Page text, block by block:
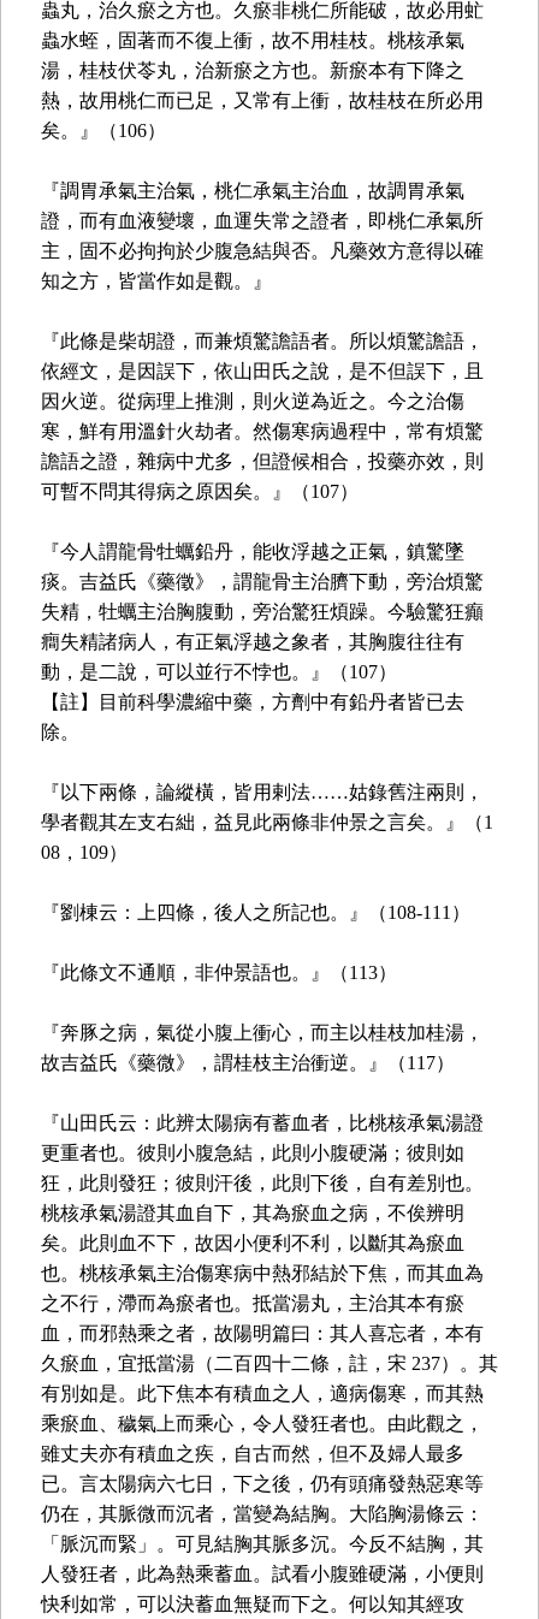
蟲丸，治久瘀之方也。久瘀非桃仁所能破，故必用虻
蟲水蛭，固著而不復上衝，故不用桂枝。桃核承氣
湯，桂枝伏苓丸，治新瘀之方也。新瘀本有下降之
熱，故用桃仁而已足，又常有上衝，故桂枝在所必用
矣。』（106）
『調胃承氣主治氣，桃仁承氣主治血，故調胃承氣
證，而有血液變壞，血運失常之證者，即桃仁承氣所
主，固不必拘拘於少腹急結與否。凡藥效方意得以確
知之方，皆當作如是觀。』
『此條是柴胡證，而兼煩驚譫語者。所以煩驚譫語，
依經文，是因誤下，依山田氏之說，是不但誤下，且
因火逆。從病理上推測，則火逆為近之。今之治傷
寒，鮮有用溫針火劫者。然傷寒病過程中，常有煩驚
譫語之證，雜病中尤多，但證候相合，投藥亦效，則
可暫不問其得病之原因矣。』（107）
『今人謂龍骨牡蠣鉛丹，能收浮越之正氣，鎮驚墜
痰。吉益氏《藥徵》，謂龍骨主治臍下動，旁治煩驚
失精，牡蠣主治胸腹動，旁治驚狂煩躁。今驗驚狂癲
癎失精諸病人，有正氣浮越之象者，其胸腹往往有
動，是二說，可以並行不悖也。』（107）
【註】目前科學濃縮中藥，方劑中有鉛丹者皆已去
除。
『以下兩條，論縱橫，皆用剌法……姑錄舊注兩則，
學者觀其左支右絀，益見此兩條非仲景之言矣。』（1
08，109）
『劉棟云：上四條，後人之所記也。』（108-111）
『此條文不通順，非仲景語也。』（113）
『奔豚之病，氣從小腹上衝心，而主以桂枝加桂湯，
故吉益氏《藥微》，謂桂枝主治衝逆。』（117）
『山田氏云：此辨太陽病有蓄血者，比桃核承氣湯證
更重者也。彼則小腹急結，此則小腹硬滿；彼則如
狂，此則發狂；彼則汗後，此則下後，自有差別也。
桃核承氣湯證其血自下，其為瘀血之病，不俟辨明
矣。此則血不下，故因小便利不利，以斷其為瘀血
也。桃核承氣主治傷寒病中熱邪結於下焦，而其血為
之不行，滯而為瘀者也。抵當湯丸，主治其本有瘀
血，而邪熱乘之者，故陽明篇曰：其人喜忘者，本有
久瘀血，宜抵當湯（二百四十二條，註，宋 237）。其
有別如是。此下焦本有積血之人，適病傷寒，而其熱
乘瘀血、穢氣上而乘心，令人發狂者也。由此觀之，
雖丈夫亦有積血之疾，自古而然，但不及婦人最多
已。言太陽病六七日，下之後，仍有頭痛發熱惡寒等
仍在，其脈微而沉者，當變為結胸。大陷胸湯條云：
「脈沉而緊」。可見結胸其脈多沉。今反不結胸，其
人發狂者，此為熱乘蓄血。試看小腹雖硬滿，小便則
快利如常，可以決蓄血無疑而下之。何以知其經攻